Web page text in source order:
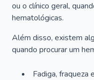
ou o clínico geral,
hematológicas.
Além disso, existem
quando procurar um
Fadiga, fraqueza